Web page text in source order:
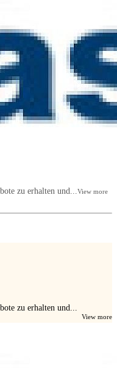
zu erhalten und... View more
zu erhalten und...
View more